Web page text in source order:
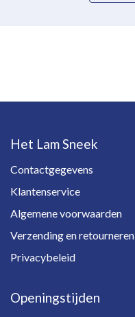
Het Lam Sneek
Contactgegevens
Klantenservice
Algemene voorwaarden
Verzending en retourneren
Privacybeleid
Openingstijden